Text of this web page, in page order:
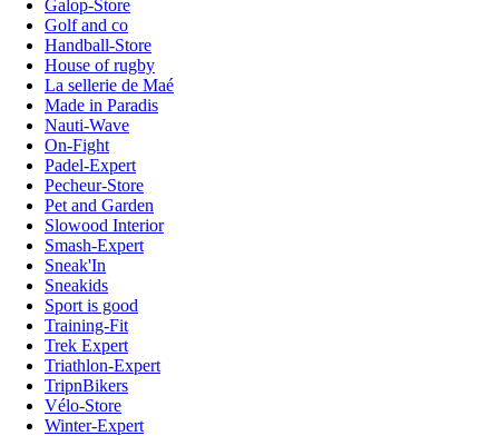
Galop-Store
Golf and co
Handball-Store
House of rugby
La sellerie de Maé
Made in Paradis
Nauti-Wave
On-Fight
Padel-Expert
Pecheur-Store
Pet and Garden
Slowood Interior
Smash-Expert
Sneak'In
Sneakids
Sport is good
Training-Fit
Trek Expert
Triathlon-Expert
TripnBikers
Vélo-Store
Winter-Expert